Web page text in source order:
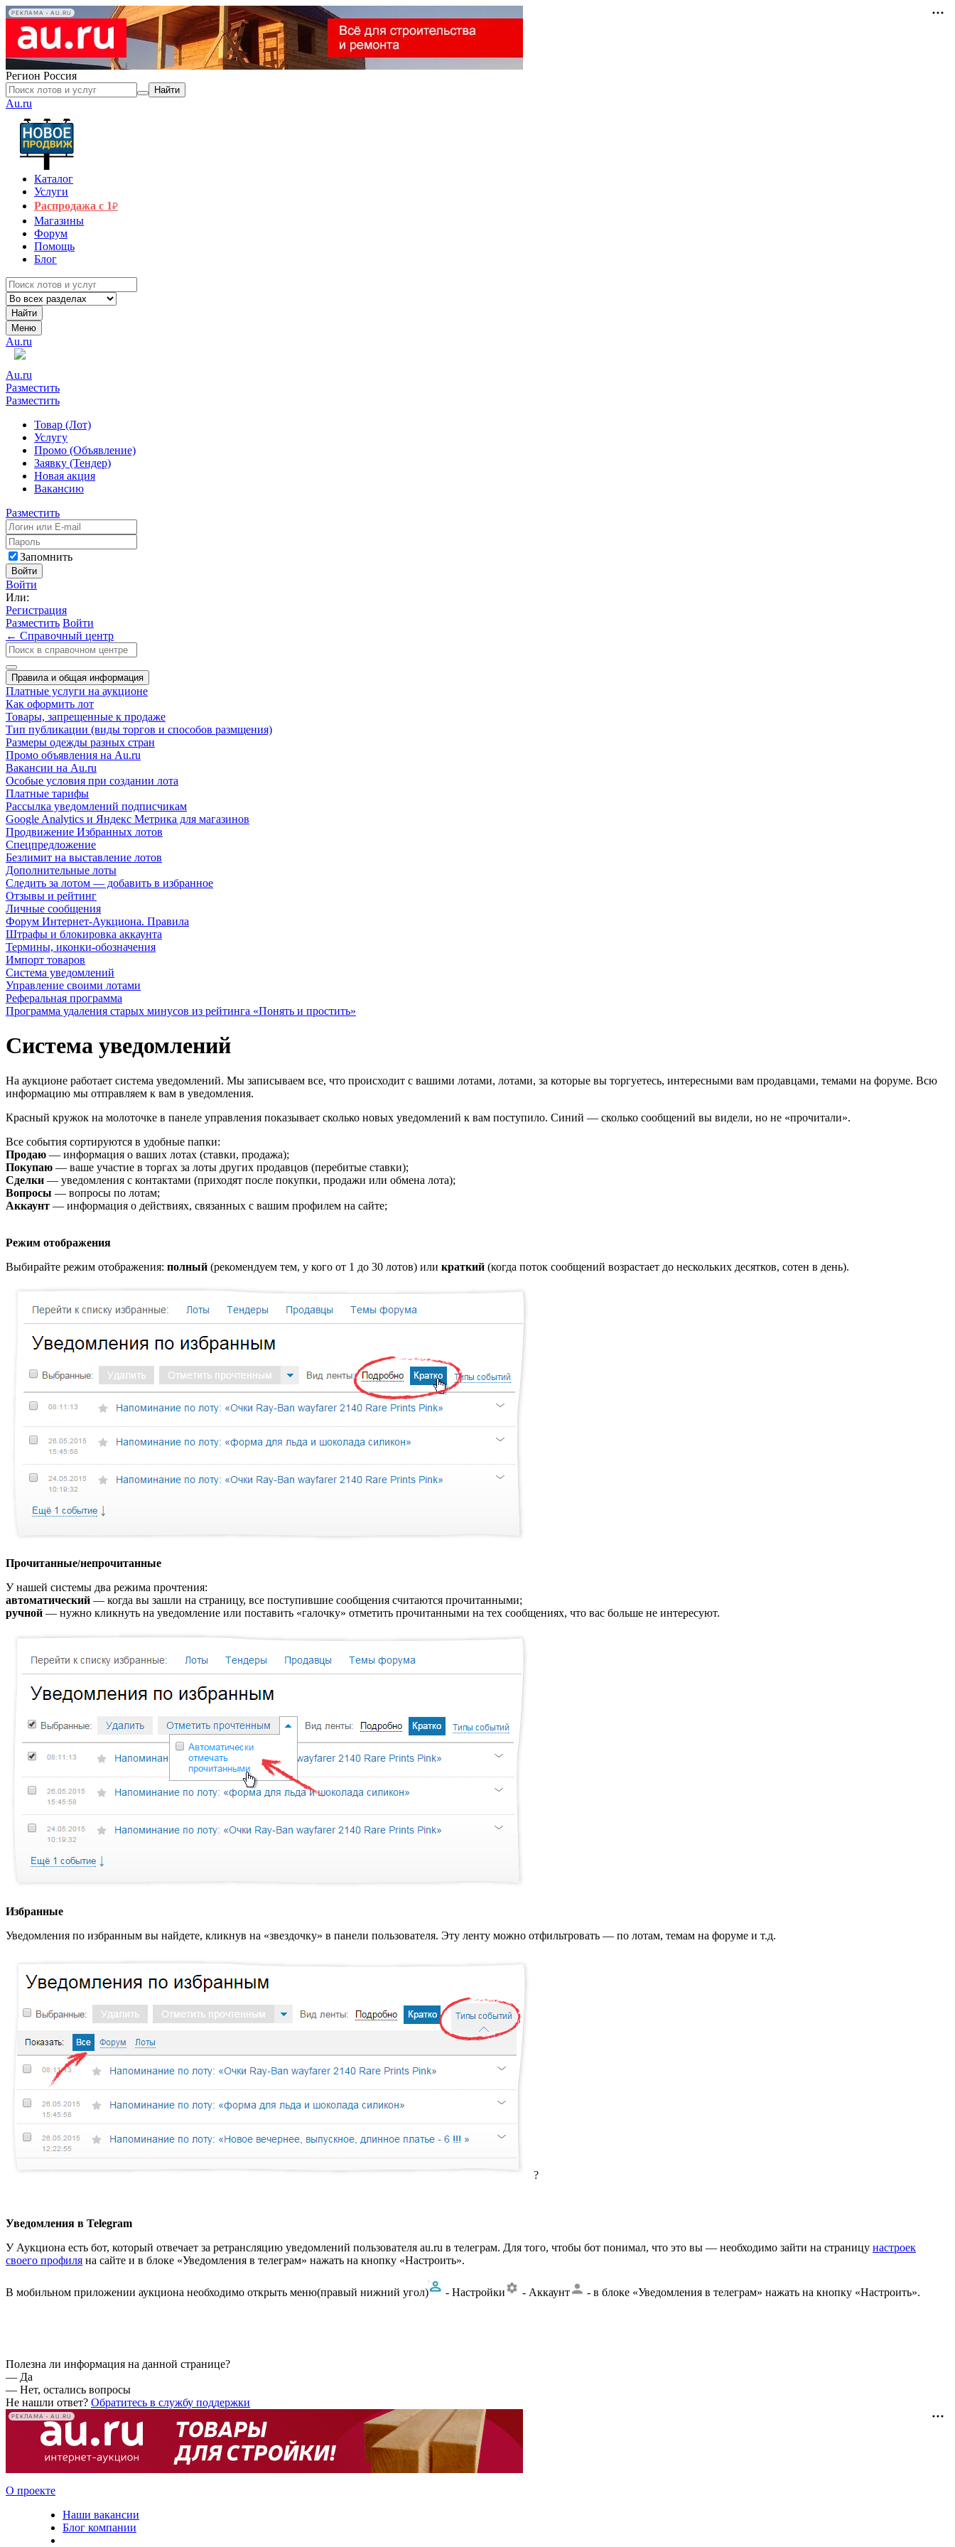
РЕКЛАМА • AU.RU
Регион Россия
Найти
Au.ru
Каталог
Услуги
Распродажа с 1₽
Магазины
Форум
Помощь
Блог
Найти
Меню
Au.ru
Au.ru
Разместить
Разместить
Товар (Лот)
Услугу
Промо (Объявление)
Заявку (Тендер)
Новая акция
Вакансию
Разместить
Запомнить
Войти
Войти
Или:
Регистрация
Разместить Войти
← Справочный центр
Правила и общая информация
Платные услуги на аукционе
Как оформить лот
Товары, запрещенные к продаже
Тип публикации (виды торгов и способов размщения)
Размеры одежды разных стран
Промо объявления на Au.ru
Вакансии на Au.ru
Особые условия при создании лота
Платные тарифы
Рассылка уведомлений подписчикам
Google Analytics и Яндекс Метрика для магазинов
Продвижение Избранных лотов
Спецпредложение
Безлимит на выставление лотов
Дополнительные лоты
Следить за лотом — добавить в избранное
Отзывы и рейтинг
Личные сообщения
Форум Интернет-Аукциона. Правила
Штрафы и блокировка аккаунта
Термины, иконки-обозначения
Импорт товаров
Система уведомлений
Управление своими лотами
Реферальная программа
Программа удаления старых минусов из рейтинга «Понять и простить»
Система уведомлений
На аукционе работает система уведомлений. Мы записываем все, что происходит с вашими лотами, лотами, за которые вы торгуетесь, интересными вам продавцами, темами на форуме. Всю
информацию мы отправляем к вам в уведомления.
Красный кружок на молоточке в панеле управления показывает сколько новых уведомлений к вам поступило. Синий — сколько сообщений вы видели, но не «прочитали».
Все события сортируются в удобные папки:
Продаю — информация о ваших лотах (ставки, продажа);
Покупаю — ваше участие в торгах за лоты других продавцов (перебитые ставки);
Сделки — уведомления с контактами (приходят после покупки, продажи или обмена лота);
Вопросы — вопросы по лотам;
Аккаунт — информация о действиях, связанных с вашим профилем на сайте;
Режим отображения
Выбирайте режим отображения: полный (рекомендуем тем, у кого от 1 до 30 лотов) или краткий (когда поток сообщений возрастает до нескольких десятков, сотен в день).
Прочитанные/непрочитанные
У нашей системы два режима прочтения:
автоматический — когда вы зашли на страницу, все поступившие сообщения считаются прочитанными;
ручной — нужно кликнуть на уведомление или поставить «галочку» отметить прочитанными на тех сообщениях, что вас больше не интересуют.
Избранные
Уведомления по избранным вы найдете, кликнув на «звездочку» в панели пользователя. Эту ленту можно отфильтровать — по лотам, темам на форуме и т.д.
?
Уведомления в Telegram
У Аукциона есть бот, который отвечает за ретрансляцию уведомлений пользователя au.ru в телеграм. Для того, чтобы бот понимал, что это вы — необходимо зайти на страницу настроек
своего профиля на сайте и в блоке «Уведомления в телеграм» нажать на кнопку «Настроить».
В мобильном приложении аукциона необходимо открыть меню(правый нижний угол) - Настройки - Аккаунт - в блоке «Уведомления в телеграм» нажать на кнопку «Настроить».
Полезна ли информация на данной странице?
— Да
— Нет, остались вопросы
Не нашли ответ? Обратитесь в службу поддержки
РЕКЛАМА • AU.RU
О проекте
Наши вакансии
Блог компании